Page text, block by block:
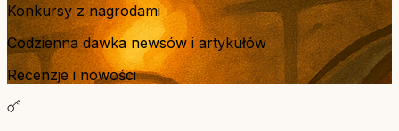
Konkursy z nagrodami
Codzienna dawka newsów i artykułów
Recenzje i nowości